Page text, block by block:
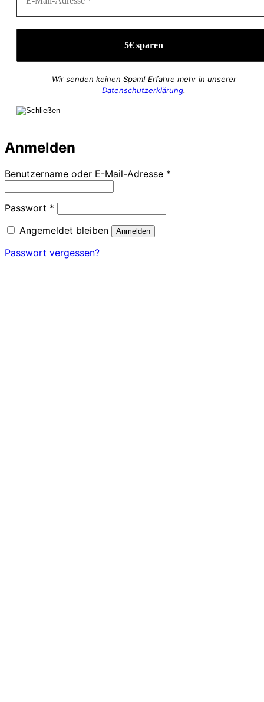
Wir senden keinen Spam! Erfahre mehr in unserer
Datenschutzerklärung.
Anmelden
Benutzername oder E-Mail-Adresse *
Passwort * Erforderlich
Angemeldet bleiben
Anmelden
Passwort vergessen?